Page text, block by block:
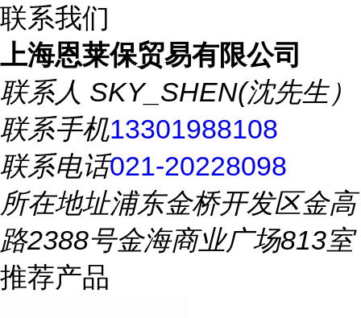
联系我们
上海恩莱保贸易有限公司
联系人 SKY_SHEN(沈先生）
联系手机13301988108
联系电话021-20228098
所在地址浦东金桥开发区金高
路2388号金海商业广场813室
推荐产品